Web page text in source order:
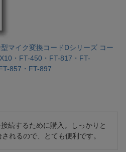
マイク変換コードDシリーズ コー
・FT-450・FT-817・FT-
857・FT-897
続するために購入。しっかりと
れるので、とても便利です。